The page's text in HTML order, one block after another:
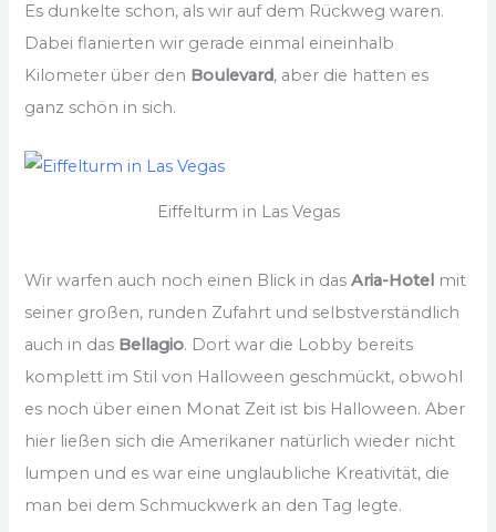
Es dunkelte schon, als wir auf dem Rückweg waren.
Dabei flanierten wir gerade einmal eineinhalb
Kilometer über den Boulevard, aber die hatten es
ganz schön in sich.
Eiffelturm in Las Vegas
Wir warfen auch noch einen Blick in dasAria-Hotel mit
seiner großen, runden Zufahrt und selbstverständlich
auch in das Bellagio. Dort war die Lobby bereits
komplett im Stil von Halloween geschmückt, obwohl
es noch über einen Monat Zeit ist bis Halloween. Aber
hier ließen sich die Amerikaner natürlich wieder nicht
lumpen und es war eine unglaubliche Kreativität, die
man bei dem Schmuckwerk an den Tag legte.